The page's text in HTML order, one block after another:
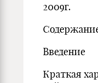
2009г.
Введение
Краткая